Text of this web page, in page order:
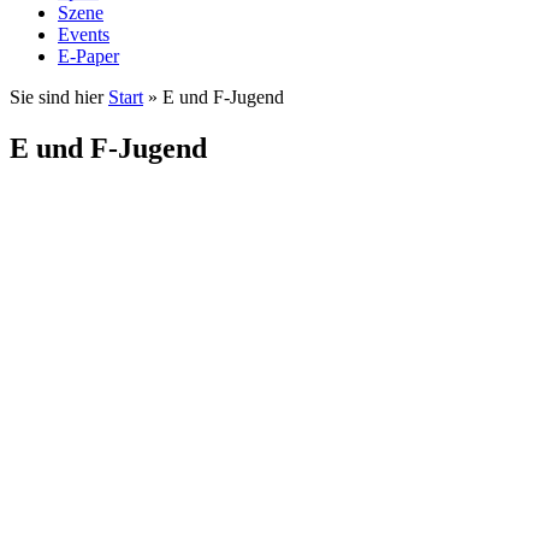
Szene
Events
E-Paper
Sie sind hier Start » E und F-Jugend
E und F-Jugend